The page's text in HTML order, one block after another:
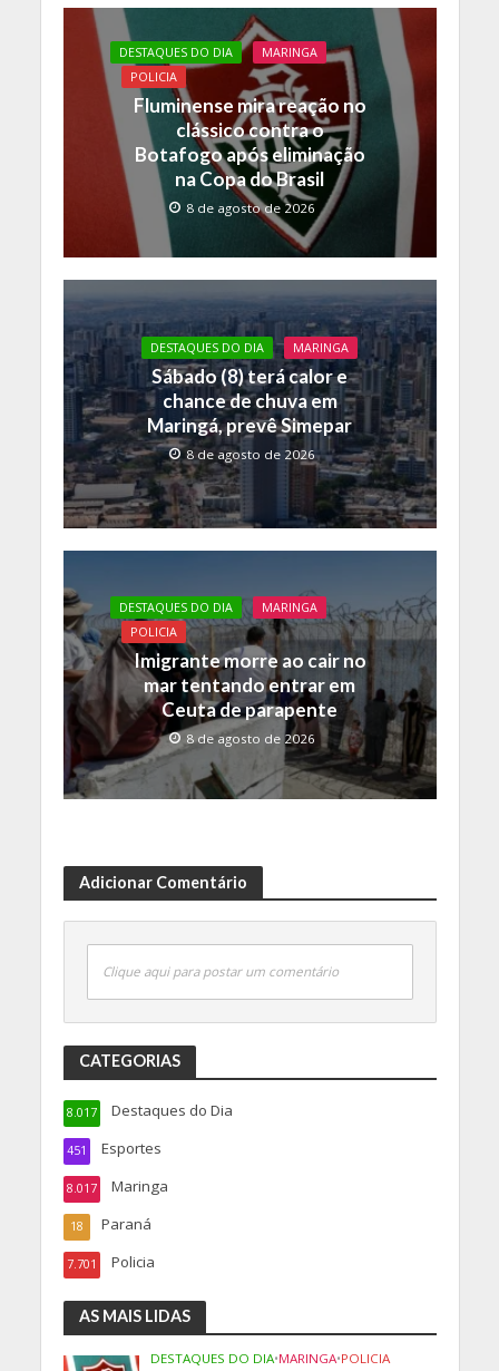
b
o
o
k
er s
A
p
y
Li
n
k
DESTAQUES DO DIA
MARINGA
POLICIA
Fluminense mira reação no
clássico contra o
Botafogo após eliminação
na Copa do Brasil
8 de agosto de 2026
DESTAQUES DO DIA MARINGA
Sábado (8) terá calor e
chance de chuva em
Maringá, prevê Simepar
8 de agosto de 2026
DESTAQUES DO DIA
MARINGA
POLICIA
Imigrante morre ao cair no
mar tentando entrar em
Ceuta de parapente
8 de agosto de 2026
Adicionar Comentário
Clique aqui para postar um comentário
CATEGORIAS
Destaques do Dia
8.017
Esportes
451
Maringa
8.017
Paraná
18
Policia
7.701
AS MAIS LIDAS
DESTAQUES DO DIA•MARINGA•POLICIA